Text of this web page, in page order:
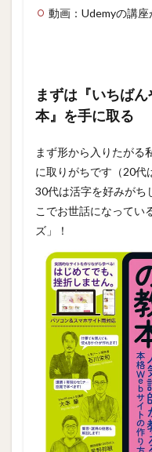
動画：Udemyの講座
まずは『いちば
本』を手に取る
まず形から入りたがる
に取りがちです（20代
30代は活字を好みがち
こでお世話になってい
ズ」！